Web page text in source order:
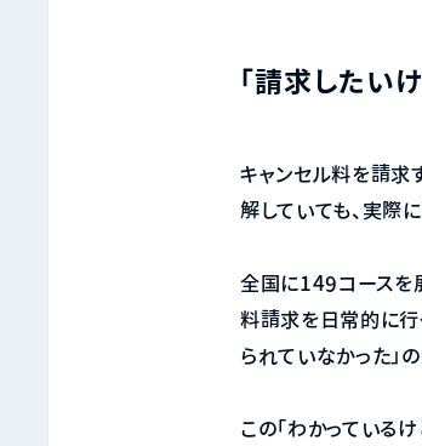
「請求したい
キャンセル料を請求
解していても、実際
全国に149コースを
料請求を日常的に行
られていなかった」
この「わかっている